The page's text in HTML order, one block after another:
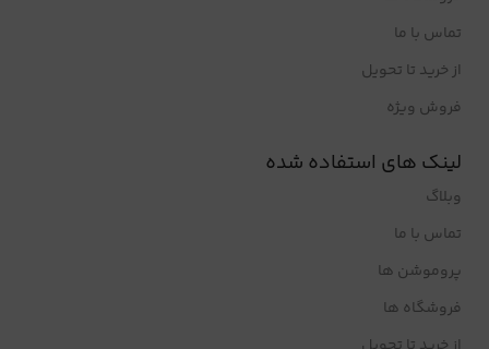
تماس با ما
از خرید تا تحویل
فروش ویژه
لینک های استفاده شده
وبلاگ
تماس با ما
پروموشن ها
فروشگاه ها